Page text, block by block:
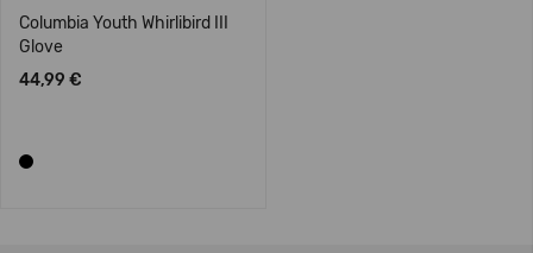
Columbia Youth Whirlibird III
Glove
44,99 €